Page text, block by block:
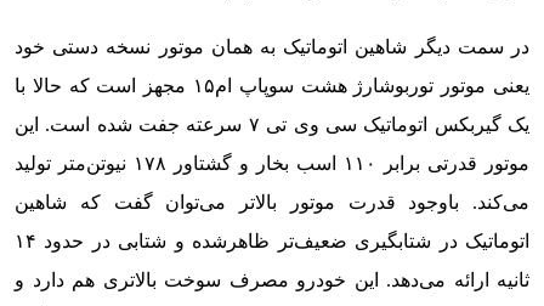
در سمت دیگر شاهین اتوماتیک به همان موتور نسخه دستی خود
یعنی موتور توربوشارژ هشت سوپاپ ام۱۵ مجهز است که حالا با
یک گیربکس اتوماتیک سی وی تی ۷ سرعته جفت شده است. این
موتور قدرتی برابر ۱۱۰ اسب بخار و گشتاور ۱۷۸ نیوتن‌متر تولید
می‌کند. باوجود قدرت موتور بالاتر می‌توان گفت که شاهین
اتوماتیک در شتابگیری ضعیف‌تر ظاهرشده و شتابی در حدود ۱۴
ثانیه ارائه می‌دهد. این خودرو مصرف سوخت بالاتری هم دارد و